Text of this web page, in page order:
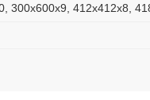
300x600x9, 412x412x8,